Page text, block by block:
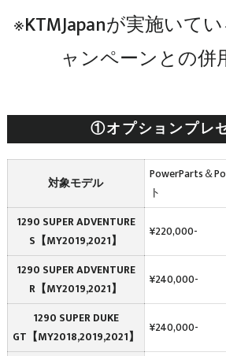
※KTMJapanが実施いて
ャンペーンとの併
①オプションプレ
対象モデル
PowerParts＆
ト
1290 SUPER ADVENTURE
S【MY2019,2021】
¥220,000-
1290 SUPER ADVENTURE
R【MY2019,2021】
¥240,000-
1290 SUPER DUKE
GT【MY2018,2019,2021】
¥240,000-